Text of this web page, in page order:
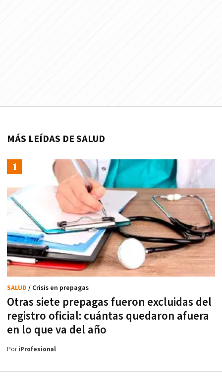
MÁS LEÍDAS DE SALUD
Otras siete prepagas fueron excluidas del
registro oficial: cuántas quedaron afuera
en lo que va del año
SALUD / Crisis en prepagas
PoriProfesional